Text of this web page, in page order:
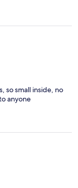
so small inside, no
anyone